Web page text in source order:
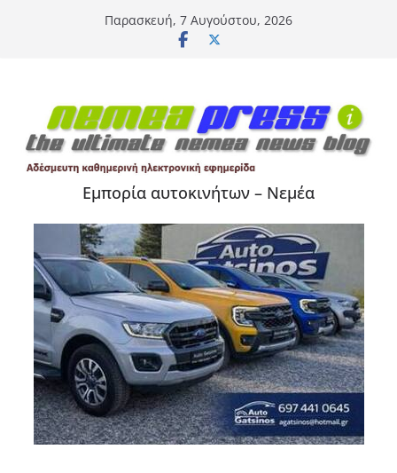
Παρασκευή, 7 Αυγούστου, 2026
Εμπορία αυτοκινήτων – Νεμέα